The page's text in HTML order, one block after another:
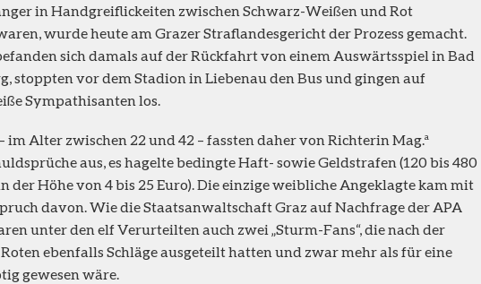
in Handgreiflickeiten zwischen Schwarz-Weißen und Rot
wurde heute am Grazer Straflandesgericht der Prozess gemacht.
sich damals auf der Rückfahrt von einem Auswärtsspiel in Bad
stoppten vor dem Stadion in Liebenau den Bus und gingen auf
Sympathisanten los.
im Alter zwischen 22 und 42 – fassten daher von Richterin Mag.a
aus, es hagelte bedingte Haft- sowie Geldstrafen (120 bis 480
der Höhe von 4 bis 25 Euro). Die einzige weibliche Angeklagte kam mit
davon. Wie die Staatsanwaltschaft Graz auf Nachfrage der APA
unter den elf Verurteilten auch zwei „Sturm-Fans“, die nach der
ebenfalls Schläge ausgeteilt hatten und zwar mehr als für eine
gewesen wäre.